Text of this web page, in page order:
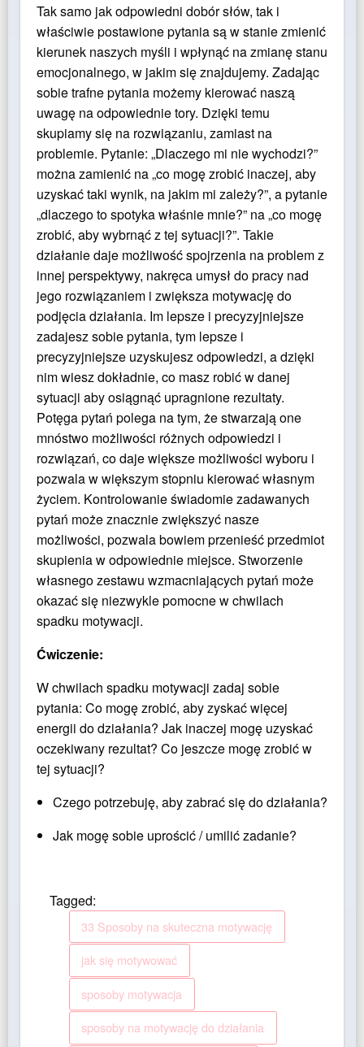
Tak samo jak odpowiedni dobór słów, tak i
właściwie postawione pytania są w stanie zmienić
kierunek naszych myśli i wpłynąć na zmianę stanu
emocjonalnego, w jakim się znajdujemy. Zadając
sobie trafne pytania możemy kierować naszą
uwagę na odpowiednie tory. Dzięki temu
skupiamy się na rozwiązaniu, zamiast na
problemie. Pytanie: „Dlaczego mi nie wychodzi?”
można zamienić na „co mogę zrobić inaczej, aby
uzyskać taki wynik, na jakim mi zależy?”, a pytanie
„dlaczego to spotyka właśnie mnie?” na „co mogę
zrobić, aby wybrnąć z tej sytuacji?”. Takie
działanie daje możliwość spojrzenia na problem z
innej perspektywy, nakręca umysł do pracy nad
jego rozwiązaniem i zwiększa motywację do
podjęcia działania. Im lepsze i precyzyjniejsze
zadajesz sobie pytania, tym lepsze i
precyzyjniejsze uzyskujesz odpowiedzi, a dzięki
nim wiesz dokładnie, co masz robić w danej
sytuacji aby osiągnąć upragnione rezultaty.
Potęga pytań polega na tym, że stwarzają one
mnóstwo możliwości różnych odpowiedzi i
rozwiązań, co daje większe możliwości wyboru i
pozwala w większym stopniu kierować własnym
życiem. Kontrolowanie świadomie zadawanych
pytań może znacznie zwiększyć nasze
możliwości, pozwala bowiem przenieść przedmiot
skupienia w odpowiednie miejsce. Stworzenie
własnego zestawu wzmacniających pytań może
okazać się niezwykle pomocne w chwilach
spadku motywacji.
Ćwiczenie:
W chwilach spadku motywacji zadaj sobie
pytania: Co mogę zrobić, aby zyskać więcej
energii do działania? Jak inaczej mogę uzyskać
oczekiwany rezultat? Co jeszcze mogę zrobić w
tej sytuacji?
Czego potrzebuję, aby zabrać się do działania?
Jak mogę sobie uprościć / umilić zadanie?
Tagged:
33 Sposoby na skuteczna motywację
jak się motywować
sposoby motywacja
sposoby na motywację do działania